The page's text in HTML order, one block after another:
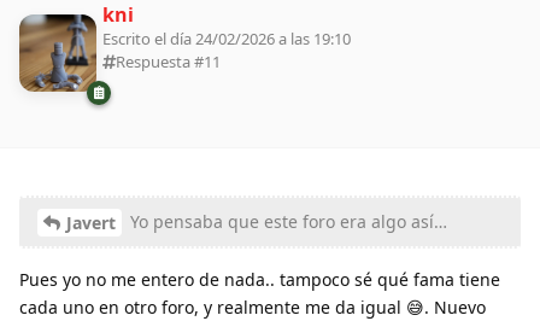
kni
Escrito el día 24/02/2026 a las 19:10
Respuesta #11
Javert Yo pensaba que este foro era algo así…
Pues yo no me entero de nada.. tampoco sé qué fama tiene
cada uno en otro foro, y realmente me da igual 😅. Nuevo